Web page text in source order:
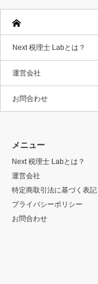
Next 税理士 Labとは？
運営会社
お問合わせ
メニュー
Next 税理士 Labとは？
運営会社
特定商取引法に基づく表記
プライバシーポリシー
お問合わせ